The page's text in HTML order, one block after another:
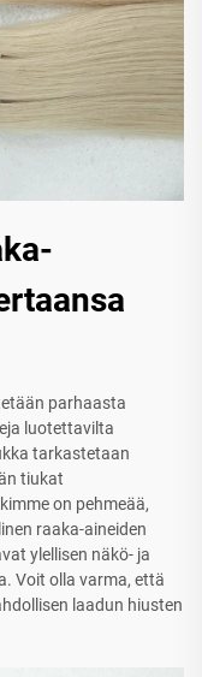
parhaasta
luotettavilta
tarkastetaan
tiukat
on pehmeää,
raaka-aineiden
ylellisen näkö- ja
Voit olla varma, että
laadun hiusten